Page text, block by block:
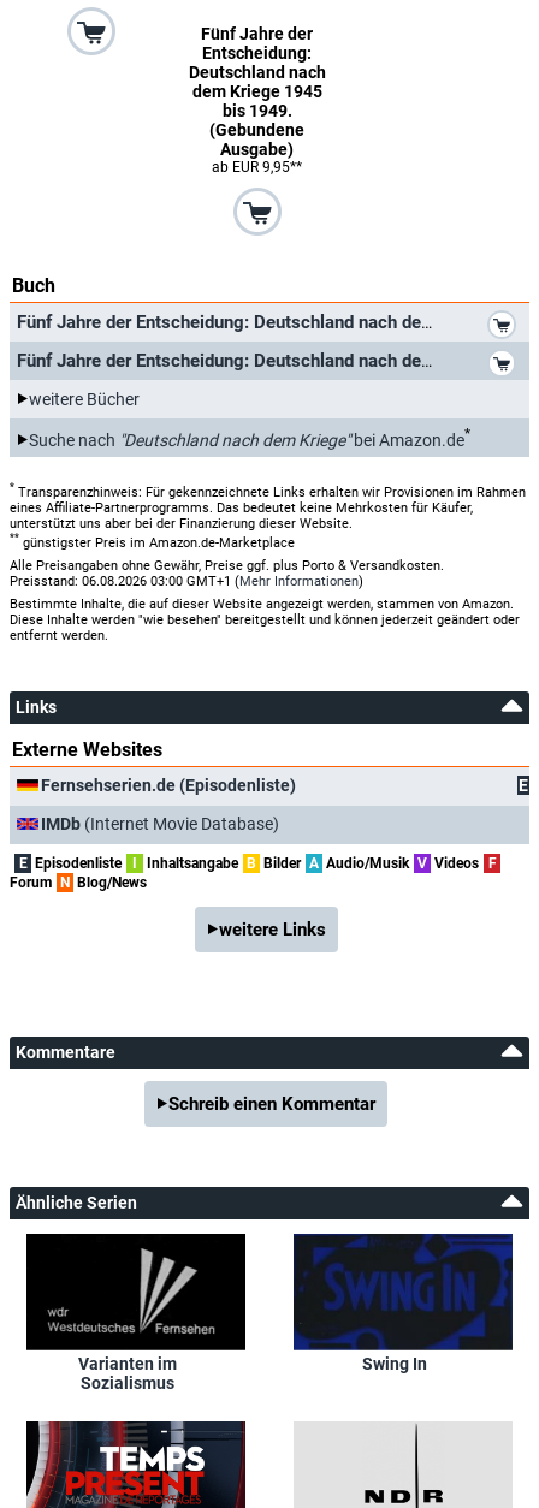
Fünf Jahre der
Entscheidung:
Deutschland nach
dem Kriege 1945
bis 1949.
(Gebundene
Ausgabe)
ab EUR 9,95**
Buch
Fünf Jahre der Entscheidung: Deutschland nach dem Kriege 1945 bis 1949.
Fünf Jahre der Entscheidung: Deutschland nach dem Kriege 1945 bis 1949. (Gebundene Ausgabe)
weitere Bücher
Suche nach "Deutschland nach dem Kriege"bei Amazon.de*
* Transparenzhinweis: Für gekennzeichnete Links erhalten wir Provisionen im Rahmen
eines Affiliate-Partnerprogramms. Das bedeutet keine Mehrkosten für Käufer,
unterstützt uns aber bei der Finanzierung dieser Website.
** günstigster Preis im Amazon.de-Marketplace
Alle Preisangaben ohne Gewähr, Preise ggf. plus Porto & Versandkosten.
Preisstand: 06.08.2026 03:00 GMT+1 (Mehr Informationen)
Bestimmte Inhalte, die auf dieser Website angezeigt werden, stammen von Amazon.
Diese Inhalte werden "wie besehen" bereitgestellt und können jederzeit geändert oder
entfernt werden.
Links
Externe Websites
Fernsehserien.de (Episodenliste)
E
IMDb (Internet Movie Database)
E Episodenliste I Inhaltsangabe B Bilder A Audio/Musik V Videos F
Forum N Blog/News
weitere Links
Kommentare
Schreib einen Kommentar
Ähnliche Serien
Varianten im
Sozialismus
Swing In